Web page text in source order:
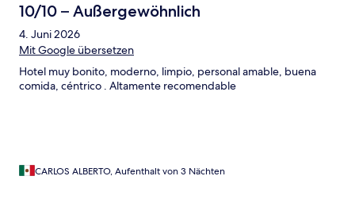
10/10 – Außergewöhnlich
4. Juni 2026
Mit Google übersetzen
Hotel muy bonito, moderno, limpio, personal amable, buena
comida, céntrico . Altamente recomendable
CARLOS ALBERTO, Aufenthalt von 3 Nächten